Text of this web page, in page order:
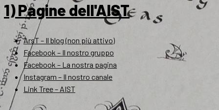
1) Pagine dell'AIST
ArsT – Il blog (non più attivo)
Facebook – Il nostro gruppo
Facebook – La nostra pagina
Instagram – Il nostro canale
Link Tree – AIST